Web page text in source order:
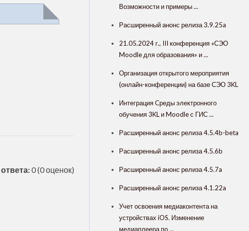
0(0 оценок)
Возможности и примеры ...
Расширенный анонс релиза 3.9.25a
21.05.2024 г., III конференция «СЭО
Moodle для образования» и ...
Организация открытого мероприятия
(онлайн-конференции) на базе СЭО 3KL
Интеграция Cреды электронного
обучения 3KL и Moodle с ГИС ...
Расширенный анонс релиза 4.5.4b-beta
Расширенный анонс релиза 4.5.6b
Расширенный анонс релиза 4.5.7a
Расширенный анонс релиза 4.1.22a
Учет освоения медиаконтента на
устройствах iOS. Изменение
медиаплеера по ...